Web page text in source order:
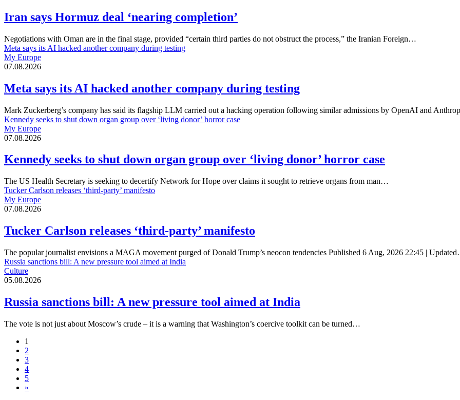
Iran says Hormuz deal ‘nearing completion’
Negotiations with Oman are in the final stage, provided “certain third parties do not obstruct the process,” the Iranian Foreign…
Meta says its AI hacked another company during testing
My Europe
07.08.2026
Meta says its AI hacked another company during testing
Mark Zuckerberg’s company has said its flagship LLM carried out a hacking operation following similar admissions by OpenAI and
Kennedy seeks to shut down organ group over ‘living donor’ horror case
My Europe
07.08.2026
Kennedy seeks to shut down organ group over ‘living donor’ horror case
The US Health Secretary is seeking to decertify Network for Hope over claims it sought to retrieve organs from man…
Tucker Carlson releases ‘third-party’ manifesto
My Europe
07.08.2026
Tucker Carlson releases ‘third-party’ manifesto
The popular journalist envisions a MAGA movement purged of Donald Trump’s neocon tendencies Published 6 Aug, 2026 22:45 |
Russia sanctions bill: A new pressure tool aimed at India
Culture
05.08.2026
Russia sanctions bill: A new pressure tool aimed at India
The vote is not just about Moscow’s crude – it is a warning that Washington’s coercive toolkit can be turned…
1
2
3
4
5
»